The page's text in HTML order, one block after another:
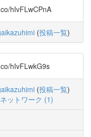
hIvFLwCPnA
(投稿一覧)
hIvFLwkG9s
(投稿一覧)
ットワーク (1)